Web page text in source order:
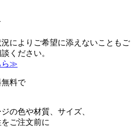
によりご希望に添えないこともご
ください。
ら≫
料で
の色や材質、サイズ、
ご注文前に